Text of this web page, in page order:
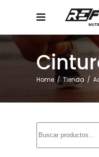
Home/ Tienda /